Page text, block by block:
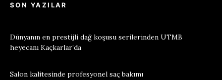
SON YAZILAR
Dünyanın en prestijli dağ koşusu serilerinden UTMB
heyecanı Kaçkarlar’da
Salon kalitesinde profesyonel saç bakımı